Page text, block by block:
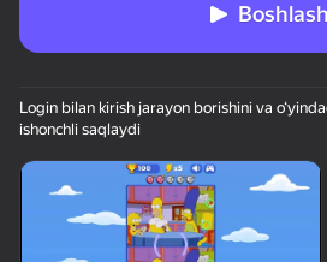
Boshlash
Login bilan kirish jarayon borishini va
ishonchli saqlaydi